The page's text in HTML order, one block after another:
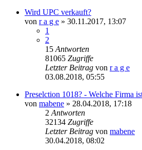
Wird UPC verkauft?
von r a g e » 30.11.2017, 13:07
1
2
15 Antworten
81065 Zugriffe
Letzter Beitrag von r a g e
03.08.2018, 05:55
Preselction 1018? - Welche Firma
von mabene » 28.04.2018, 17:18
2 Antworten
32134 Zugriffe
Letzter Beitrag von mabene
30.04.2018, 08:02